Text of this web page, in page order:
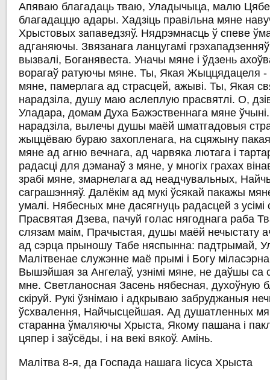
Апяваю благадаць тваю, Уладычыца, малю
благадаццю адары. Хадзіць правільна мяне
Хрыстовых запаведзяў. Нядрэмнасць ў спеве
адганяючы. Звязанага ланцугамі грэхападзенняў
вызвалі, Боганявеста. Уначы мяне і ўдзень
ворагаў ратуючы мяне. Ты, Якая Жыццядацеля -
мяне, памерлага ад страсцей, ажыві. Ты, Якая
нарадзіла, душу маю аслеплую прасвятлі. О,
Уладара, домам Духа Бажэственнага мяне
нарадзіла, вылечы душы маёй шматгадовыя
жыццёваю бураю захопленага, на сцяжыну
мяне ад агню вечнага, ад чарвяка лютага і
радасці для дэманаў з мяне, у многіх грахах
зрабі мяне, змарнелага ад неадчувальных,
саграшэнняў. Далёкім ад мукі ўсякай пакажы
умалі. Нябесных мне дасягнуць радасцей з усімі
Прасвятая Дзева, пачуй голас нягоднага раба
слязам маім, Прачыстая, душы маёй нечыстату
ад сэрца прыношу Табе няспынна: падтрымай,
Малітвенае служэнне маё прымі і Богу
Вышэйшая за Ангелаў, узнімі мяне, не даўшы са
мне. Светланосная Засень нябесная, духоўную
скіруй. Рукі ўзнімаю і адкрываю забруджаныя
ўсхвалення, Найчысцейшая. Ад душатленных
старанна ўмаляючы Хрыста, Якому пашана і
цяпер і заўсёды, і на векі вякоў. Амінь.
Малітва 8-я, да Госпада нашага Іісуса Хрыста